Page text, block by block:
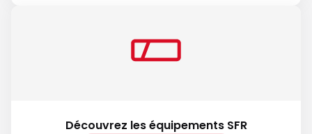
Découvrez les équipements SFR